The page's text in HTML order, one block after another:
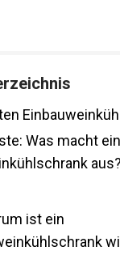
Was macht
aus?
ist ein